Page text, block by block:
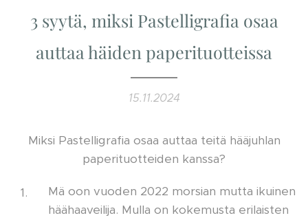
3 syytä, miksi Pastelligrafia osaa
auttaa häiden paperituotteissa
15.11.2024
Miksi Pastelligrafia osaa auttaa teitä hääjuhlan
paperituotteiden kanssa?
Mä oon vuoden 2022 morsian mutta ikuinen
häähaaveilija. Mulla on kokemusta erilaisten